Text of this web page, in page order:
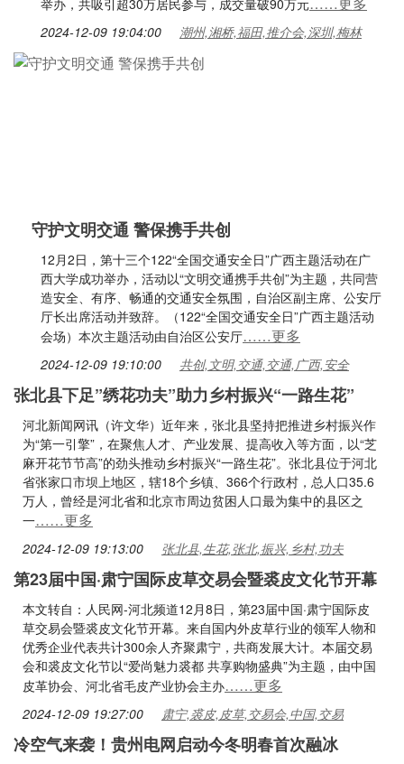
举办，共吸引超30万居民参与，成交量破90万元
2024-12-09 19:04:00 潮州,湘桥,福田,推介会,深圳,梅林
守护文明交通 警保携手共创
12月2日，第十三个122“全国交通安全日”广西主题活动在广
西大学成功举办，活动以“文明交通携手共创”为主题，共同营
造安全、有序、畅通的交通安全氛围，自治区副主席、公安厅
厅长出席活动并致辞。（122“全国交通安全日”广西主题活动
会场）本次主题活动由自治区公安厅……更多
2024-12-09 19:10:00 共创,文明,交通,交通,广西,安全
张北县下足”绣花功夫”助力乡村振兴“一路生花”
河北新闻网讯（许文华）近年来，张北县坚持把推进乡村振兴作
为“第一引擎”，在聚焦人才、产业发展、提高收入等方面，以“芝
麻开花节节高”的劲头推动乡村振兴“一路生花”。张北县位于河北
省张家口市坝上地区，辖18个乡镇、366个行政村，总人口35.6
万人，曾经是河北省和北京市周边贫困人口最为集中的县区之
一……更多
2024-12-09 19:13:00 张北县,生花,张北,振兴,乡村,功夫
第23届中国·肃宁国际皮草交易会暨裘皮文化节开幕
本文转自：人民网-河北频道12月8日，第23届中国·肃宁国际皮
草交易会暨裘皮文化节开幕。来自国内外皮草行业的领军人物和
优秀企业代表共计300余人齐聚肃宁，共商发展大计。本届交易
会和裘皮文化节以“爱尚魅力裘都 共享购物盛典”为主题，由中国
皮革协会、河北省毛皮产业协会主办……更多
2024-12-09 19:27:00 肃宁,裘皮,皮草,交易会,中国,交易
冷空气来袭！贵州电网启动今冬明春首次融冰